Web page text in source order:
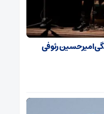
امیرحسین رئوفی